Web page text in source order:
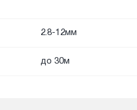
2.8-12мм
до 30м